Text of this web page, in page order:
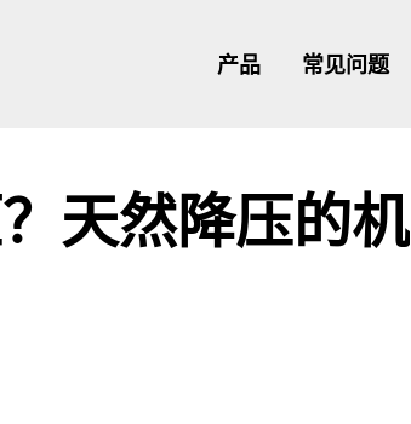
产品 常见问题
天然降压的机